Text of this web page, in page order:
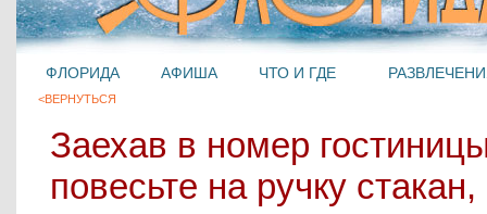
ФЛОРИДА АФИША ЧТО И ГДЕ
<ВЕРНУТЬСЯ
Заехав в номер
повесьте на ручку